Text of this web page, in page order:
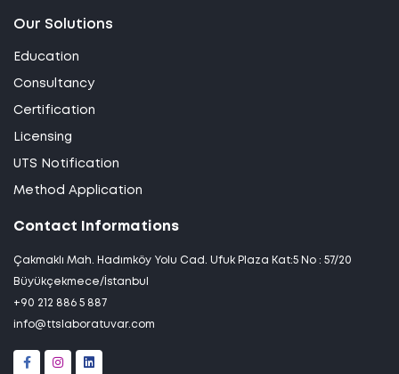
Our Solutions
Education
Consultancy
Certification
Licensing
UTS Notification
Method Application
Contact Informations
Çakmaklı Mah. Hadımköy Yolu Cad. Ufuk Plaza Kat:5 No : 57/20
Büyükçekmece/İstanbul
+90 212 886 5 887
info@ttslaboratuvar.com